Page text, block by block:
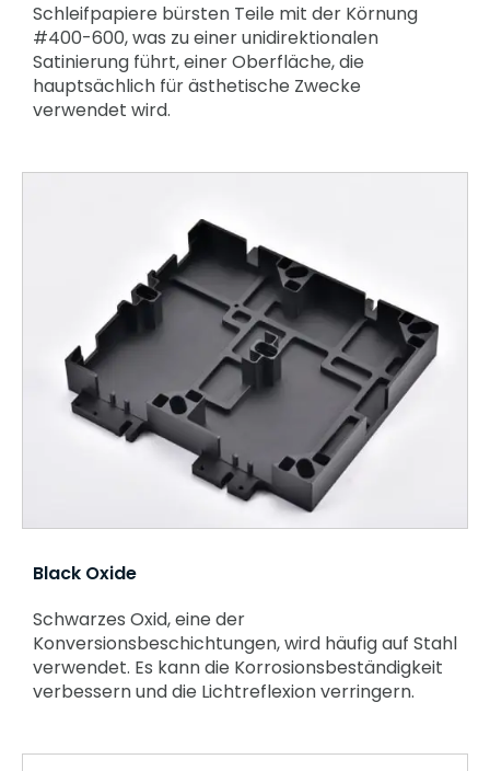
Schleifpapiere bürsten Teile mit der Körnung
#400-600, was zu einer unidirektionalen
Satinierung führt, einer Oberfläche, die
hauptsächlich für ästhetische Zwecke
verwendet wird.
Black Oxide
Schwarzes Oxid, eine der
Konversionsbeschichtungen, wird häufig auf Stahl
verwendet. Es kann die Korrosionsbeständigkeit
verbessern und die Lichtreflexion verringern.